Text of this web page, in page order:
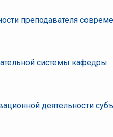
преподавателя
системы кафедры
деятельности